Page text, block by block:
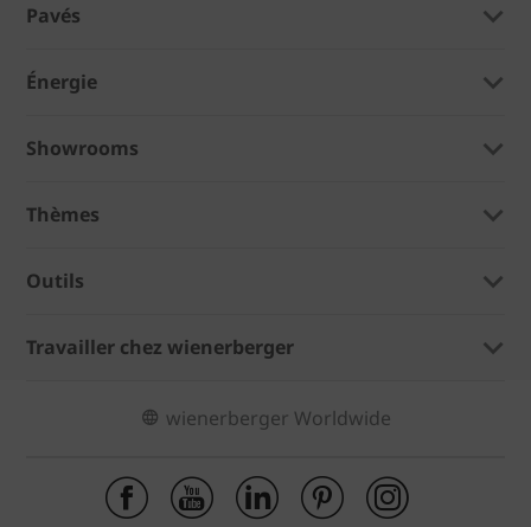
Pavés
Énergie
Showrooms
Thèmes
Outils
Travailler chez wienerberger
wienerberger Worldwide